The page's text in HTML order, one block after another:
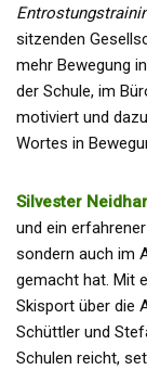
sitzenden
mehr Bewegung
der Schule, im
motiviert und
Wortes in
Silvester
und ein
sondern auch im
gemacht hat. Mit
Skisport über die
Schüttler und
Schulen reicht,